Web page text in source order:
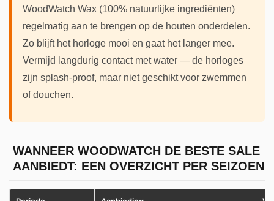
WoodWatch Wax (100% natuurlijke ingrediënten)
regelmatig aan te brengen op de houten onderdelen.
Zo blijft het horloge mooi en gaat het langer mee.
Vermijd langdurig contact met water — de horloges
zijn splash-proof, maar niet geschikt voor zwemmen
of douchen.
WANNEER WOODWATCH DE BESTE SALE
AANBIEDT: EEN OVERZICHT PER SEIZOEN